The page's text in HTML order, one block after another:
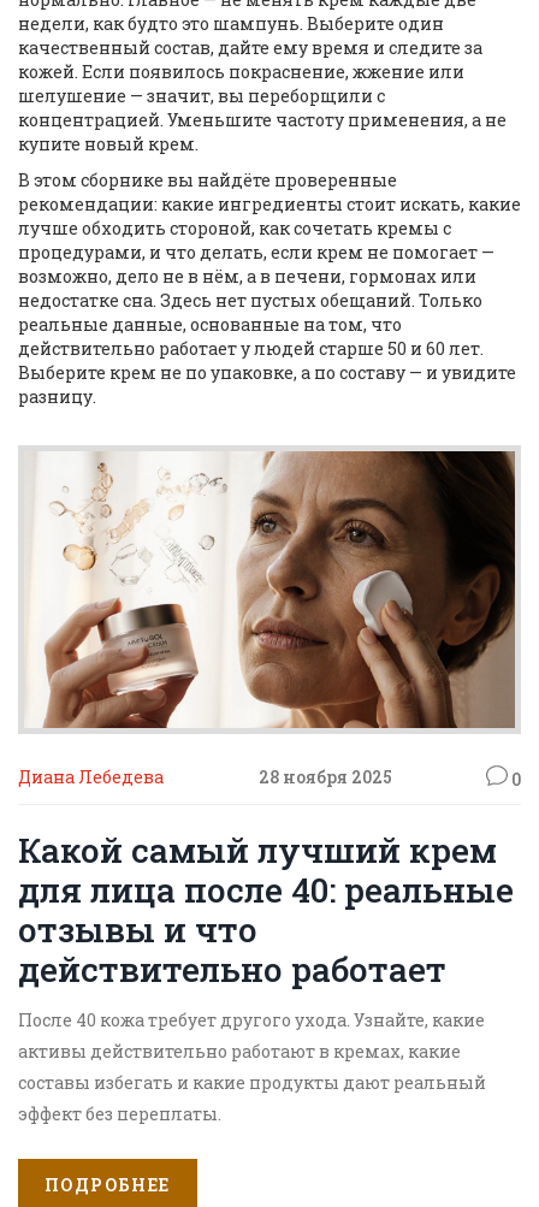
недели, как будто это шампунь. Выберите один
качественный состав, дайте ему время и следите за
кожей. Если появилось покраснение, жжение или
шелушение — значит, вы переборщили с
концентрацией. Уменьшите частоту применения, а не
купите новый крем.
В этом сборнике вы найдёте проверенные
рекомендации: какие ингредиенты стоит искать, какие
лучше обходить стороной, как сочетать кремы с
процедурами, и что делать, если крем не помогает —
возможно, дело не в нём, а в печени, гормонах или
недостатке сна. Здесь нет пустых обещаний. Только
реальные данные, основанные на том, что
действительно работает у людей старше 50 и 60 лет.
Выберите крем не по упаковке, а по составу — и увидите
разницу.
Диана Лебедева 28 ноября 2025 0
Какой самый лучший крем
для лица после 40: реальные
отзывы и что
действительно работает
После 40 кожа требует другого ухода. Узнайте, какие
активы действительно работают в кремах, какие
составы избегать и какие продукты дают реальный
эффект без переплаты.
ПОДРОБНЕЕ